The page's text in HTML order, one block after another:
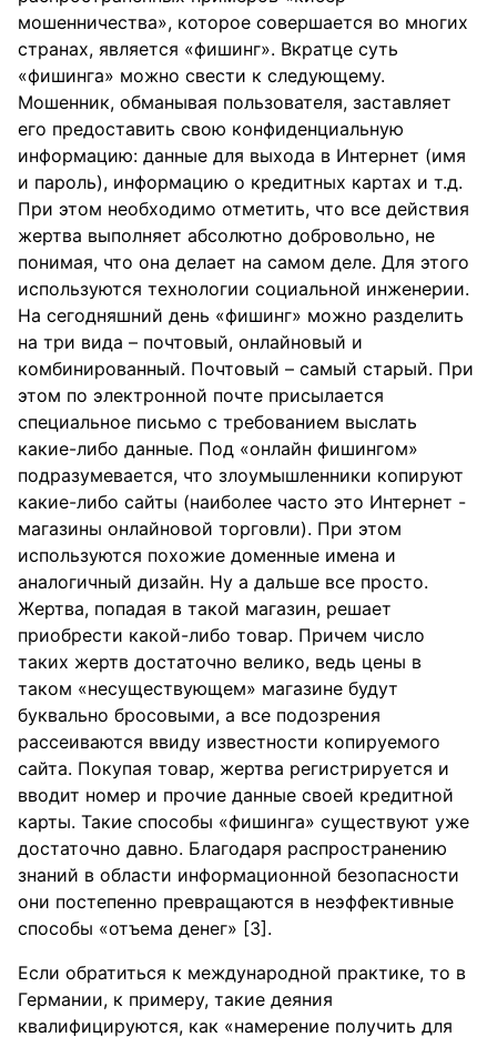
мошенничества», которое совершается во многих
странах, является «фишинг». Вкратце суть
«фишинга» можно свести к следующему.
Мошенник, обманывая пользователя, заставляет
его предоставить свою конфиденциальную
информацию: данные для выхода в Интернет (имя
и пароль), информацию о кредитных картах и т.д.
При этом необходимо отметить, что все действия
жертва выполняет абсолютно добровольно, не
понимая, что она делает на самом деле. Для этого
используются технологии социальной инженерии.
На сегодняшний день «фишинг» можно разделить
на три вида – почтовый, онлайновый и
комбинированный. Почтовый – самый старый. При
этом по электронной почте присылается
специальное письмо с требованием выслать
какие-либо данные. Под «онлайн фишингом»
подразумевается, что злоумышленники копируют
какие-либо сайты (наиболее часто это Интернет -
магазины онлайновой торговли). При этом
используются похожие доменные имена и
аналогичный дизайн. Ну а дальше все просто.
Жертва, попадая в такой магазин, решает
приобрести какой-либо товар. Причем число
таких жертв достаточно велико, ведь цены в
таком «несуществующем» магазине будут
буквально бросовыми, а все подозрения
рассеиваются ввиду известности копируемого
сайта. Покупая товар, жертва регистрируется и
вводит номер и прочие данные своей кредитной
карты. Такие способы «фишинга» существуют уже
достаточно давно. Благодаря распространению
знаний в области информационной безопасности
они постепенно превращаются в неэффективные
способы «отъема денег» [3].
Если обратиться к международной практике, то в
Германии, к примеру, такие деяния
квалифицируются, как «намерение получить для